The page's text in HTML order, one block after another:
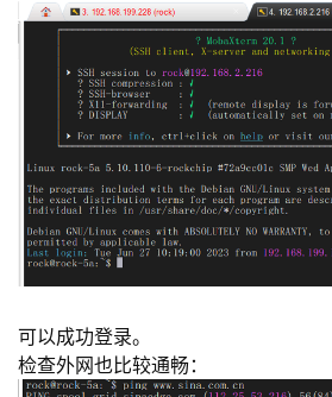
可以成功登录。
检查外网也比较通畅：